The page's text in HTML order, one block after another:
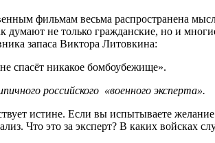
фильмам весьма распространена
думают не только гражданские, но и
запаса Виктора Литовкина:
спасёт никакое бомбоубежище».
российского «военного эксперта».
истине. Если вы испытываете
Что это за эксперт? В каких войсках